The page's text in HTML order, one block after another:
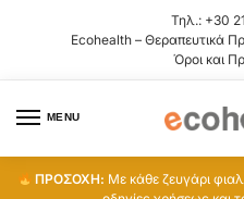
Τηλ.: +30
Ecohealth – Θεραπευτικά
Όροι και
MENU
ΠΡΟΣΟΧΗ: Με κάθε ζευγάρι